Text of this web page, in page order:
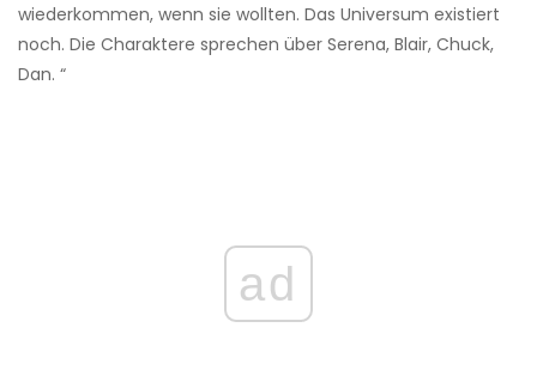
wiederkommen, wenn sie wollten. Das Universum existiert
noch. Die Charaktere sprechen über Serena, Blair, Chuck,
Dan. “
ad